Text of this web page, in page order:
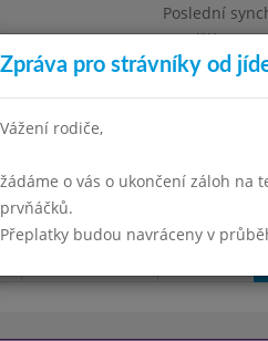
Poslední
Pondělí
Omezení
příspěvková organizace
Zpráva pro strávníky od
Vážení rodiče,
žádáme o vás o ukončení záloh na
prvňáčků.
Přeplatky budou navráceny v